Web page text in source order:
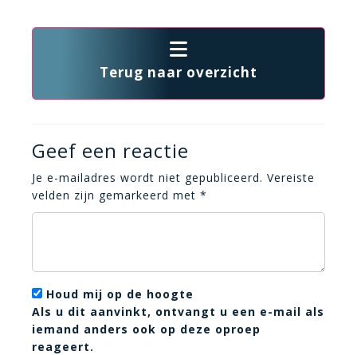
Terug naar overzicht
Geef een reactie
Je e-mailadres wordt niet gepubliceerd. Vereiste
velden zijn gemarkeerd met *
Houd mij op de hoogte
Als u dit aanvinkt, ontvangt u een e-mail als
iemand anders ook op deze oproep
reageert.